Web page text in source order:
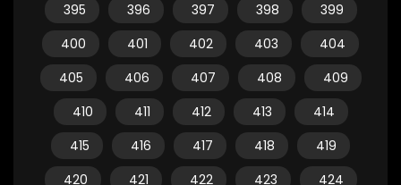
395
396 397 398
399
400
401 402 403
404
405
406 407 408
409
410
411 412 413
414
415
416 417 418
419
420
421 422 423 424